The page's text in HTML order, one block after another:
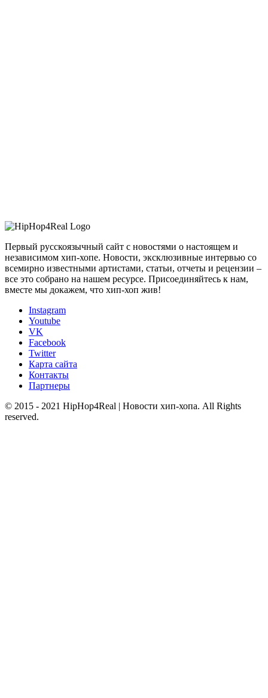
Первый русскоязычный сайт с новостями о настоящем и
независимом хип-хопе. Новости, эксклюзивные интервью со
всемирно известными артистами, статьи, отчеты и рецензии –
все это собрано на нашем ресурсе. Присоединяйтесь к нам,
вместе мы докажем, что хип-хоп жив!
Instagram
Youtube
VK
Facebook
Twitter
Карта сайта
Контакты
Партнеры
© 2015 - 2021 HipHop4Real | Новости хип-хопа. All Rights
reserved.